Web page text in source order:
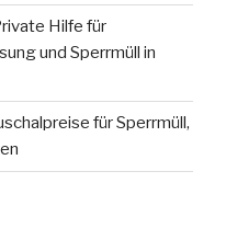
Hilfe für
und Sperrmüll in
für Sperrmüll,